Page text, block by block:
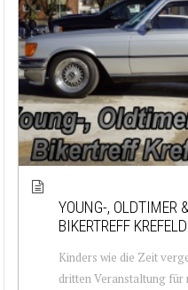
YOUNG-, OLDTIMER
BIKERTREFF
Kinders wie die Zeit
dritten Veranstaltung für